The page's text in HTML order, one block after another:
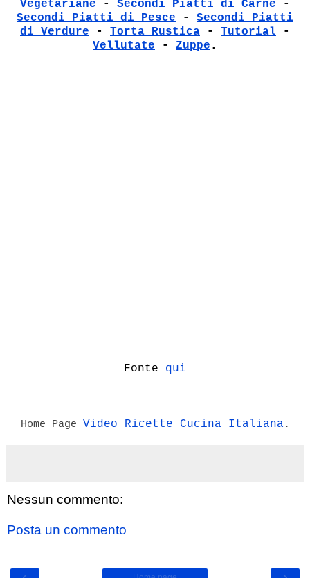
Vegetariane - Secondi Piatti di Carne -
Secondi Piatti di Pesce - Secondi Piatti
di Verdure - Torta Rustica - Tutorial -
Vellutate - Zuppe .
Fonte qui
Home Page Video Ricette Cucina Italiana .
Nessun commento:
Posta un commento